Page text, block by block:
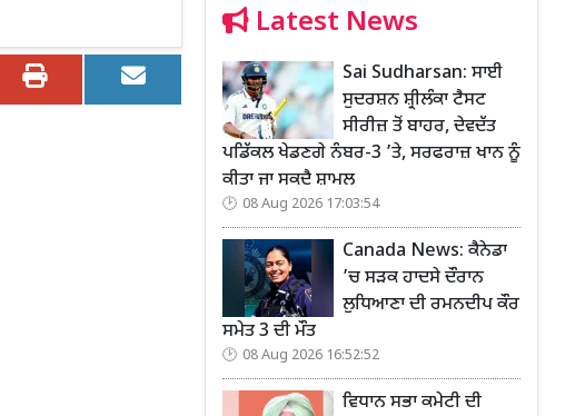
Latest News
Sai Sudharsan: ਸਾਈ
ਸੁਦਰਸ਼ਨ ਸ਼੍ਰੀਲੰਕਾ ਟੈਸਟ
ਸੀਰੀਜ਼ ਤੋਂ ਬਾਹਰ, ਦੇਵਦੱਤ
ਪਡਿੱਕਲ ਖੇਡਣਗੇ ਨੰਬਰ-3 ’ਤੇ, ਸਰਫਰਾਜ਼ ਖਾਨ ਨੂੰ
ਕੀਤਾ ਜਾ ਸਕਦੈ ਸ਼ਾਮਲ
08 Aug 2026 17:03:54
Canada News: ਕੈਨੇਡਾ
’ਚ ਸੜਕ ਹਾਦਸੇ ਦੌਰਾਨ
ਲੁਧਿਆਣਾ ਦੀ ਰਮਨਦੀਪ ਕੌਰ
ਸਮੇਤ 3 ਦੀ ਮੌਤ
08 Aug 2026 16:52:52
ਵਿਧਾਨ ਸਭਾ ਕਮੇਟੀ ਦੀ